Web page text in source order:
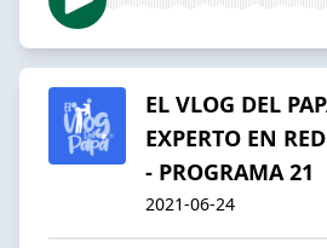
EL VLOG DEL
EXPERTO EN
- PROGRAMA 21
2021-06-24